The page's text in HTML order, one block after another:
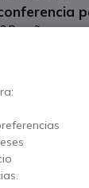
Reseñas
mejor sus